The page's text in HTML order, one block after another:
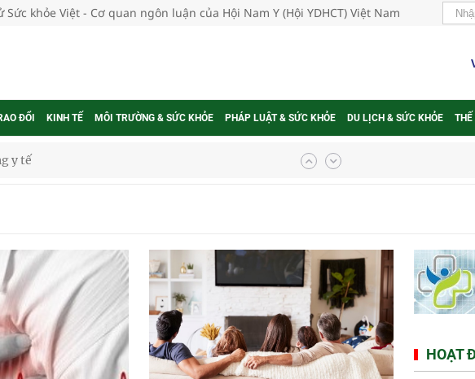
khỏe Việt - Cơ quan ngôn luận của Hội Nam Y (Hội YDHCT) Việt Nam
ĐỔI KINH TẾ MÔI TRƯỜNG & SỨC KHỎE PHÁP LUẬT & SỨC KHỎE DU LỊCH & SỨC KHỎE THẾ
theo cách ít ai ngờ tới
phụ nữ mỗi năm
thuốc
HOẠT